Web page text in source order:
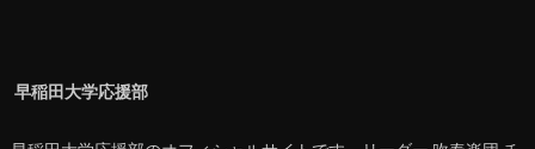
早稲田大学応援部